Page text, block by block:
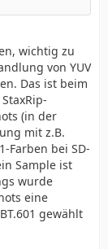
wichtig zu
von YUV
Das ist beim
(in der
mit z.B.
Farben bei SD-
Sample ist
wurde
eine
gewählt